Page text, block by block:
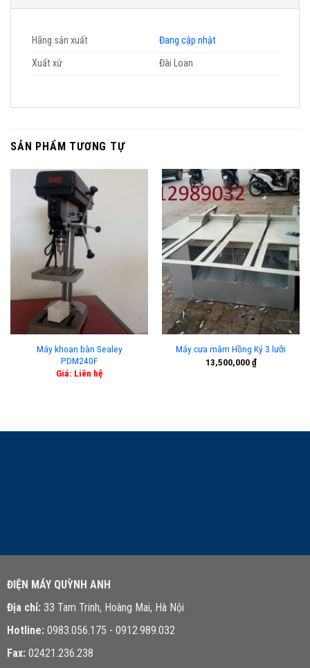
Hãng sản xuất
Đang cập nhật
Xuất xứ
Đài Loan
SẢN PHẨM TƯƠNG TỰ
Máy khoan bàn Sealey
PDM240F
Giá: Liên hệ
Máy cưa mâm Hồng Ký 3 lưỡi
13,500,000₫
ĐIỆN MÁY QUỲNH ANH
Địa chỉ: 33 Tam Trinh, Hoàng Mai, Hà Nội
Hotline: 0983.056.175 - 0912.989.032
Fax: 02421.236.238